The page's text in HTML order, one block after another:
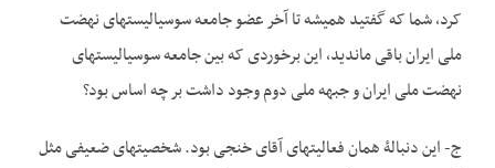
کرد، شما که گفتید همیشه تا آخر عضو جامعه سوسیالیست­های نهضت
ملی ایران باقی ماندید، این برخوردی که بین جامعه سوسیالیست­های
نهضت ملی ایران و جبهه ملی دوم وجود داشت بر چه اساس بود؟
ج- این دنبالۀ همان فعالیت­های آقای خنجی بود. شخصیت­های ضعیفی مثل